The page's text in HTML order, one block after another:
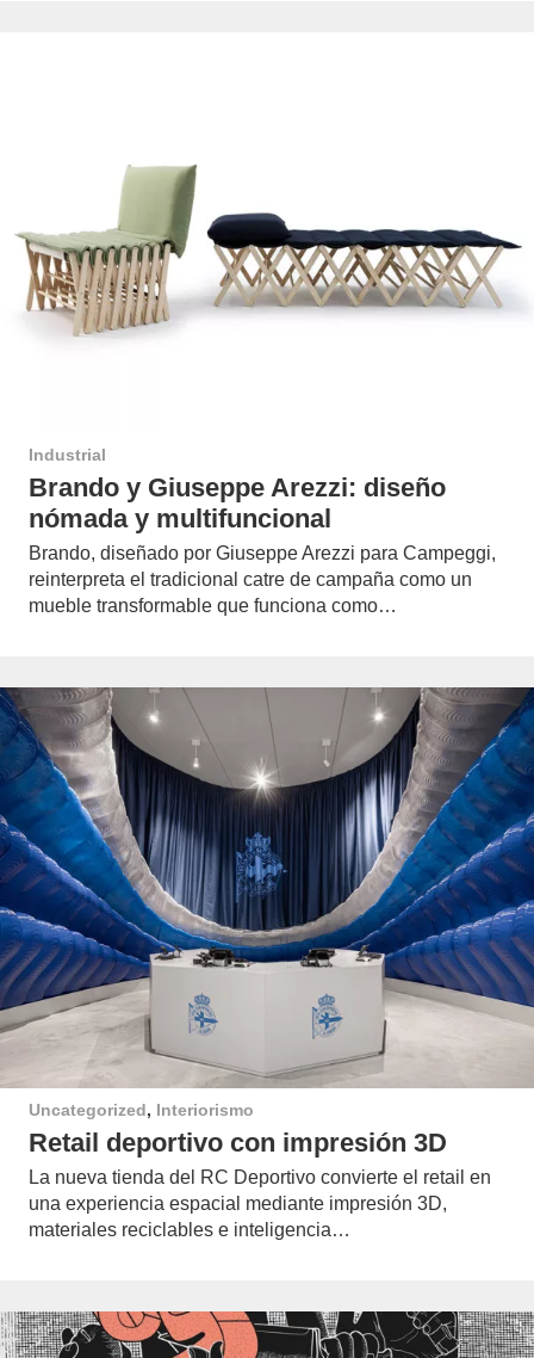
Industrial
Brando y Giuseppe Arezzi: diseño
nómada y multifuncional
Brando, diseñado por Giuseppe Arezzi para Campeggi,
reinterpreta el tradicional catre de campaña como un
mueble transformable que funciona como…
Uncategorized, Interiorismo
Retail deportivo con impresión 3D
La nueva tienda del RC Deportivo convierte el retail en
una experiencia espacial mediante impresión 3D,
materiales reciclables e inteligencia…